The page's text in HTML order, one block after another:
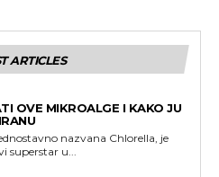
ARTICLES
OVE MIKROALGE I KAKO JU
nazvana Chlorella, je
superstar u...